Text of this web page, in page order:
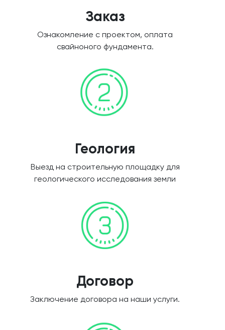
Заказ
Ознакомление с проектом, оплата
свайноного фундамента.
Геология
Выезд на строительную площадку для
геологического исследования земли
Договор
Заключение договора на наши услуги.